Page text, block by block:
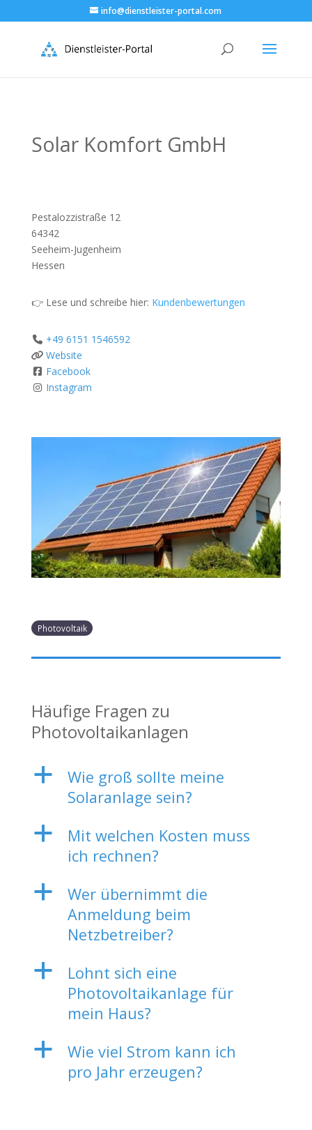
info@dienstleister-portal.com
Solar Komfort GmbH
Pestalozzistraße 12
64342
Seeheim-Jugenheim
Hessen
👉 Lese und schreibe hier: Kundenbewertungen
+49 6151 1546592
Website
Facebook
Instagram
Photovoltaik
Häufige Fragen zu
Photovoltaikanlagen
a
Wie groß sollte meine
Solaranlage sein?
a
Mit welchen Kosten muss
ich rechnen?
a
Wer übernimmt die
Anmeldung beim
Netzbetreiber?
a
Lohnt sich eine
Photovoltaikanlage für
mein Haus?
a
Wie viel Strom kann ich
pro Jahr erzeugen?